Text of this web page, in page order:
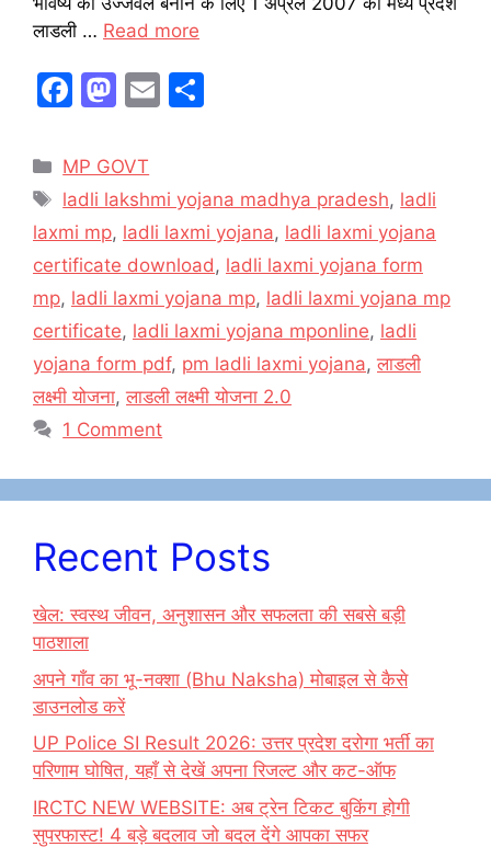
लाडली … Read more
F
c
e
b
o
o
k
M
st
o
d
o
n
E
l
e
Categories
MP GOVT
Tags
ladli lakshmi yojana madhya pradesh, ladli
laxmi mp, ladli laxmi yojana, ladli laxmi yojana
certificate download, ladli laxmi yojana form
mp, ladli laxmi yojana mp, ladli laxmi yojana mp
certificate, ladli laxmi yojana mponline, ladli
yojana form pdf, pm ladli laxmi yojana,लाडली
लक्ष्मी योजना,लाडली लक्ष्मी योजना 2.0
1 Comment
Recent Posts
खेल: स्वस्थ जीवन, अनुशासन और सफलता की सबसे बड़ी
पाठशाला
अपने गाँव का भू-नक्शा (Bhu Naksha) मोबाइल से कैसे
डाउनलोड करें
UP Police SI Result 2026: उत्तर प्रदेश दरोगा भर्ती का
परिणाम घोषित, यहाँ से देखें अपना रिजल्ट और कट-ऑफ
IRCTC NEW WEBSITE: अब ट्रेन टिकट बुकिंग होगी
सुपरफास्ट! 4 बड़े बदलाव जो बदल देंगे आपका सफर